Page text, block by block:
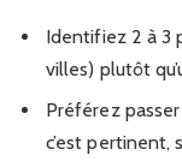
Identifiez 2 à 3
villes) plutôt
Préférez
c’est pertinent,